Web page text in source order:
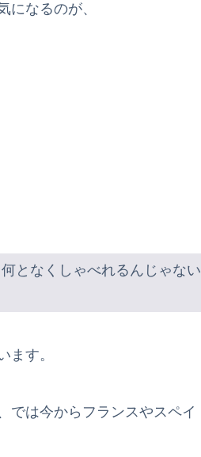
になるのが、
となくしゃべれるんじゃない
ます。
では今からフランスやスペイ